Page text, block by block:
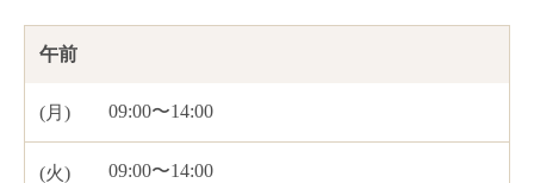
午前
09:00〜14:00
09:00〜14:00